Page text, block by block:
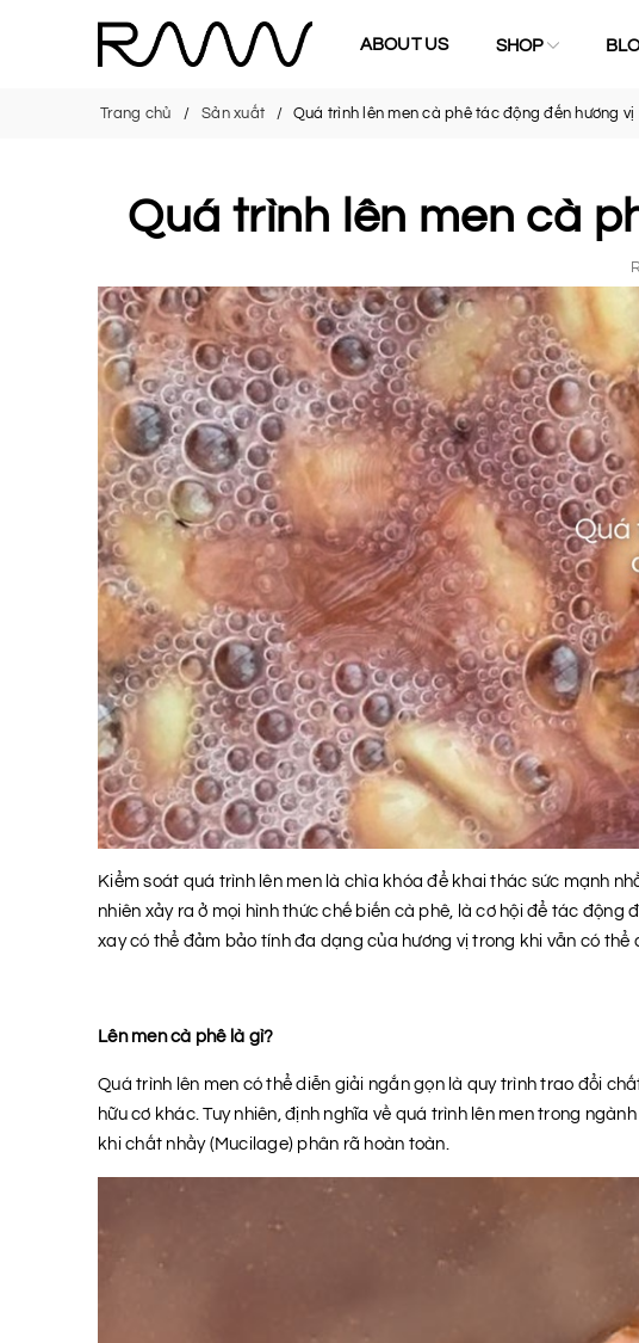
ABOUT US SHOP
Trang chủ Sản xuất Quá trình lên men cà phê tác động đến hương vị
Quá trình lên men cà
Kiểm soát quá trình lên men là chìa khóa để khai thác sức mạnh
nhiên xảy ra ở mọi hình thức chế biến cà phê, là cơ hội để tác
xay có thể đảm bảo tính đa dạng của hương vị trong khi vẫn có
Lên men cà phê là gì?
Quá trình lên men có thể diễn giải ngắn gọn là quy trình trao đổi
hữu cơ khác. Tuy nhiên, định nghĩa về quá trình lên men trong
khi chất nhầy (Mucilage) phân rã hoàn toàn.